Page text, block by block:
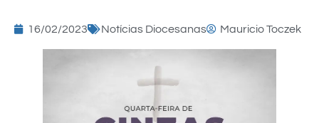
16/02/2023 Notícias Diocesanas Mauricio Toczek